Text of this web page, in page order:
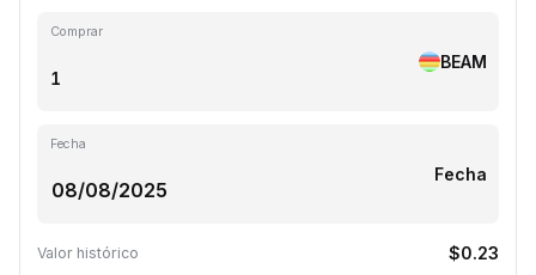
Comprar
BEAM
Fecha
Fecha
Valor histórico $0.23